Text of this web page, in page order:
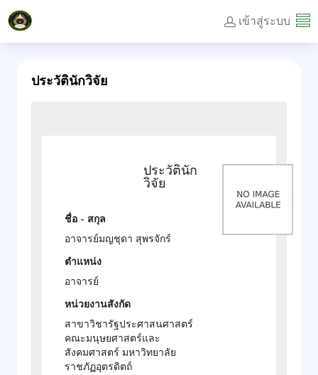
เข้าสู่ระบบ
ประวัตินักวิจัย
ประวัตินัก
วิจัย
ชื่อ - สกุล
อาจารย์มญชุดา สุพรจักร์
ตำแหน่ง
อาจารย์
หน่วยงานสังกัด
สาขาวิชารัฐประศาสนศาสตร์
คณะมนุษยศาสตร์และ
สังคมศาสตร์ มหาวิทยาลัย
ราชภัฏอุตรดิตถ์